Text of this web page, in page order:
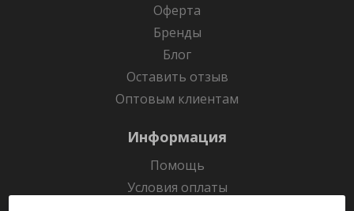
Оферта
Бренды
Блог
Оставить отзыв
Оптовым клиентам
Информация
Помощь
Условия оплаты